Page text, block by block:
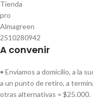
A convenir
• Enviamos a domicilio, a la
a un punto de retiro, a
otras alternativas = $25.000.